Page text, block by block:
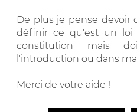
De plus je pense devoir
définir ce qu'est un
constitution mais
l'introduction ou dans
Merci de votre aide !